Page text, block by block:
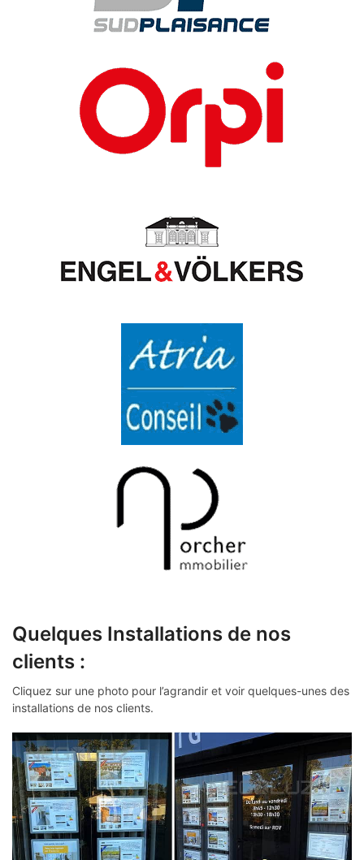
Quelques Installations de nos
clients :
Cliquez sur une photo pour l’agrandir et voir quelques-unes des
installations de nos clients.